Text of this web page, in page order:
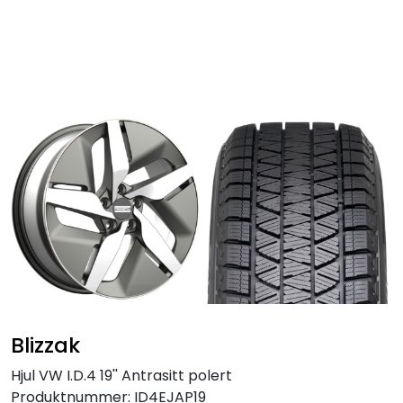
Blizzak
Hjul VW I.D.4 19'' Antrasitt polert
Produktnummer: ID4EJAP19
Hjulpakker
Felger
Lastebil
Buss
Anlegg